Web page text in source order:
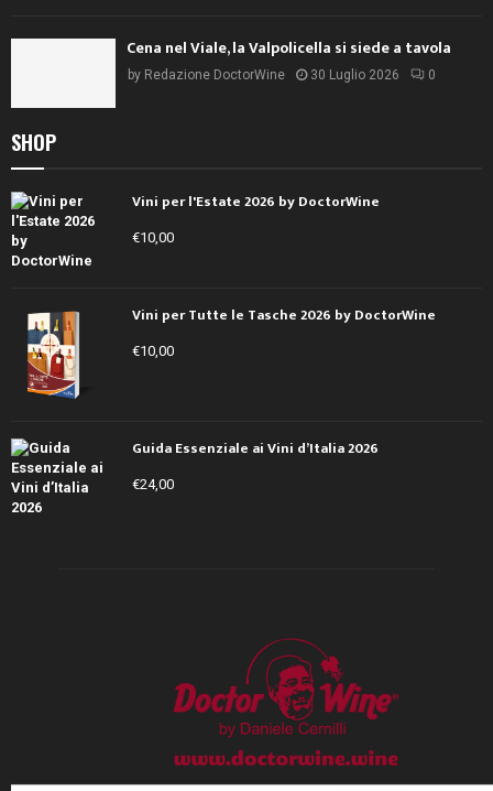
Cena nel Viale, la Valpolicella si siede a tavola
by Redazione DoctorWine 30 Luglio 2026 0
SHOP
Vini per l'Estate 2026 by DoctorWine
€10,00
Vini per Tutte le Tasche 2026 by DoctorWine
€10,00
Guida Essenziale ai Vini d’Italia 2026
€24,00